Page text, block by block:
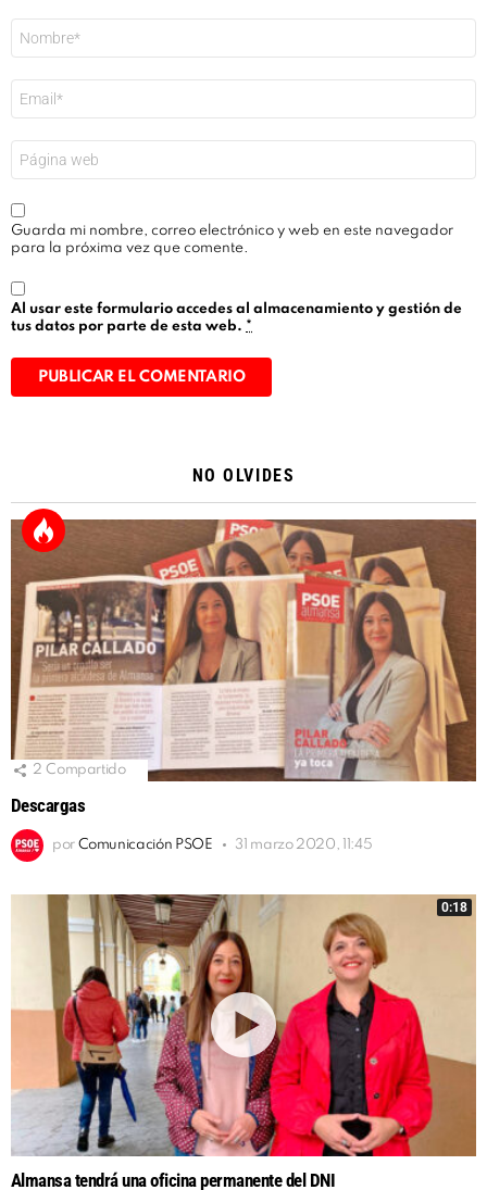
electrónico
*
Guarda mi nombre, correo electrónico y web en este navegador
para la próxima vez que comente.
Al usar este formulario accedes al almacenamiento y gestión de
tus datos por parte de esta web. *
NO OLVIDES
2 Compartido
Descargas
por Comunicación PSOE 31 marzo 2020, 11:45
0:18
Almansa tendrá una oficina permanente del DNI